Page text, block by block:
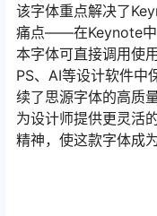
该字体重点解决了
痛点——在Keynote中
本字体可直接调用使
PS、AI等设计软件中
续了思源字体的高质
为设计师提供更灵活
精神，使这款字体成